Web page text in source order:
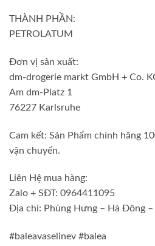
THÀNH PHẦN:
PETROLATUM
Đơn vị sản xuất:
dm-drogerie markt GmbH + Co.
Am dm-Platz 1
76227 Karlsruhe
Cam kết: Sản Phẩm chính hãng
vận chuyển.
Liên Hệ mua hàng:
Zalo + SĐT: 0964411095
Địa chỉ: Phùng Hưng – Hà Đông –
#baleavaselinev #balea